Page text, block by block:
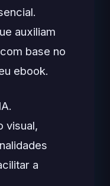
auxiliam
base no
ebook.
visual,
a